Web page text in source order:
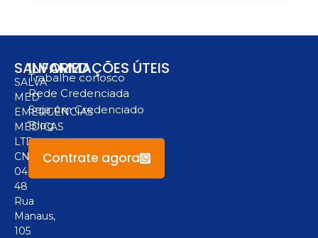
SALVAMED
SALVA
MED
EMERGÊNCIAS
MÉDICAS
LTD
CNPJ:
04.094.517/0001-
48
Rua
Manaus,
105
INFORMAÇÕES ÚTEIS
Trabalhe conosco
Rede Credenciada
Seja um Credenciado
Blog
Contrate agora